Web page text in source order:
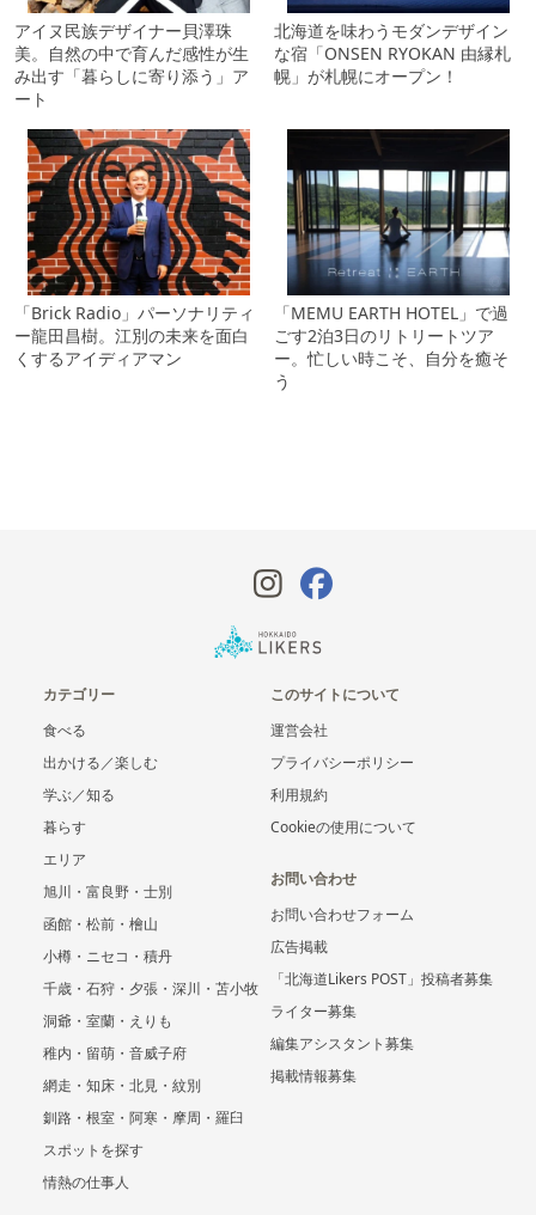
アイヌ民族デザイナー貝澤珠
美。自然の中で育んだ感性が生
み出す「暮らしに寄り添う」ア
ート
北海道を味わうモダンデザイン
な宿「ONSEN RYOKAN 由縁札
幌」が札幌にオープン！
「Brick Radio」パーソナリティ
ー龍田昌樹。江別の未来を面白
くするアイディアマン
「MEMU EARTH HOTEL」で過
ごす2泊3日のリトリートツア
ー。忙しい時こそ、自分を癒そ
う
カテゴリー
食べる
出かける／楽しむ
学ぶ／知る
暮らす
エリア
旭川・富良野・士別
函館・松前・檜山
小樽・ニセコ・積丹
千歳・石狩・夕張・深川・苫小牧
洞爺・室蘭・えりも
稚内・留萌・音威子府
網走・知床・北見・紋別
釧路・根室・阿寒・摩周・羅臼
スポットを探す
情熱の仕事人
このサイトについて
運営会社
プライバシーポリシー
利用規約
Cookieの使用について
お問い合わせ
お問い合わせフォーム
広告掲載
「北海道Likers POST」投稿者募集
ライター募集
編集アシスタント募集
掲載情報募集